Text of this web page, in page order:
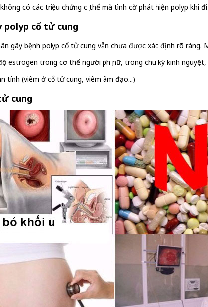
có các triệu chứng cụ thể mà tình cờ phát hiện polyp khi đi
polyp cổ tử cung
gây bệnh polyp cổ tử cung vẫn chưa được xác định rõ ràng.
estrogen trong cơ thể người phụ nữ, trong chu kỳ kinh
tính (viêm ở cổ tử cung, viêm âm đạo...)
cung